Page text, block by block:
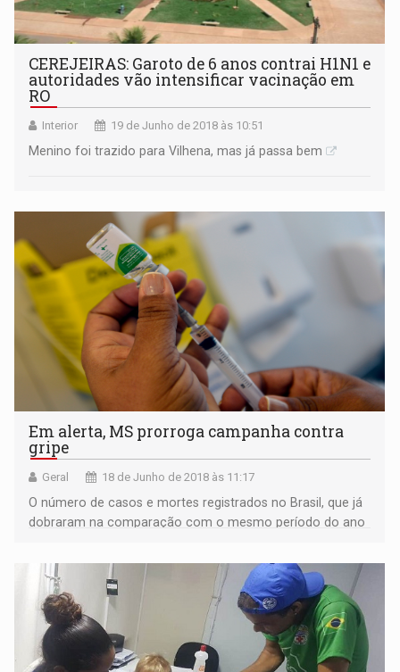
CEREJEIRAS: Garoto de 6 anos contrai H1N1 e
autoridades vão intensificar vacinação em
RO
Interior 19 de Junho de 2018 às 10:51
Menino foi trazido para Vilhena, mas já passa bem
Em alerta, MS prorroga campanha contra
gripe
Geral 18 de Junho de 2018 às 11:17
O número de casos e mortes registrados no Brasil, que já
dobraram na comparação com o mesmo período do ano